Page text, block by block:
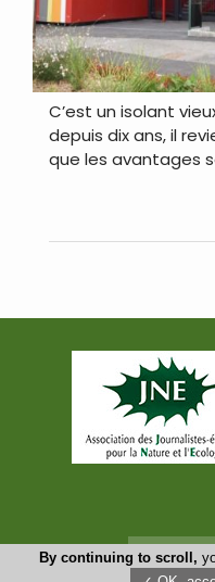
C’est un isolant
depuis dix ans, il
que les avantages
By continuing to scroll,